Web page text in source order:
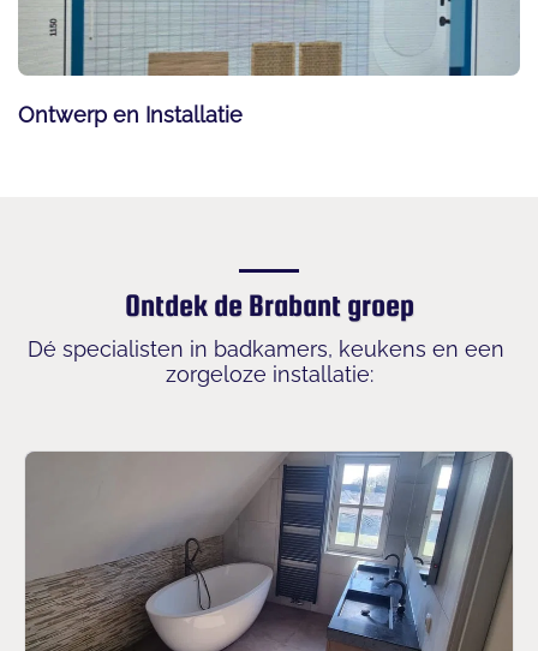
Ontwerp en Installatie
Ontdek de Brabant groep
Dé specialisten in badkamers, keukens en een
zorgeloze installatie: